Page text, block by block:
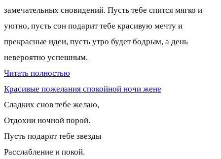
замечательных сновидений. Пусть тебе спится мягко и
уютно, пусть сон подарит тебе красивую мечту и
прекрасные идеи, пусть утро будет бодрым, а день
невероятно успешным.
Читать полностью
Красивые пожелания спокойной ночи жене
Сладких снов тебе желаю,
Отдохни ночной порой.
Пусть подарят тебе звезды
Расслабление и покой.